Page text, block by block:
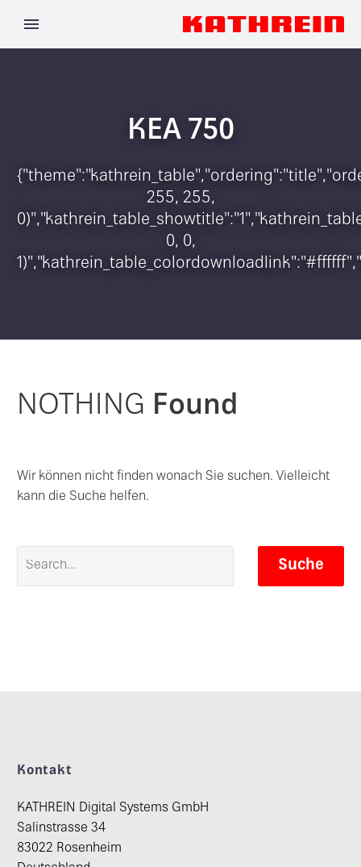
KEA 750
255, 255,
0, 0,
NOTHING Found
Wir können nicht finden wonach Sie suchen. Vielleicht
kann die Suche helfen.
Suche
Kontakt
KATHREIN Digital Systems GmbH
Salinstrasse 34
83022 Rosenheim